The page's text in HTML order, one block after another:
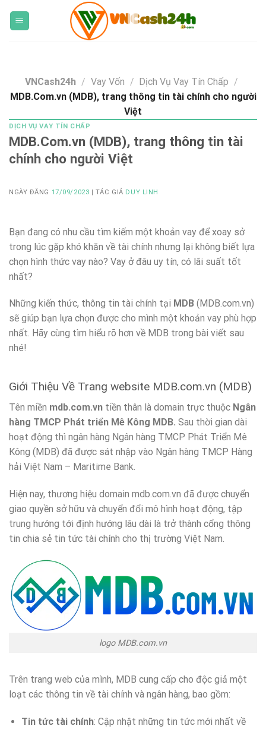
VNCash24h / Vay Vốn / Dịch Vụ Vay Tín Chấp /
MDB.Com.vn (MDB), trang thông tin tài chính cho người
Việt
DỊCH VỤ VAY TÍN CHẤP
MDB.Com.vn (MDB), trang thông tin tài
chính cho người Việt
NGÀY ĐĂNG 17/09/2023 | TÁC GIẢ DUY LINH
Bạn đang có nhu cầu tìm kiếm một khoản vay để xoay sở
trong lúc gặp khó khăn về tài chính nhưng lại không biết lựa
chọn hình thức vay nào? Vay ở đâu uy tín, có lãi suất tốt
nhất?
Những kiến thức, thông tin tài chính tại MDB (MDB.com.vn)
sẽ giúp bạn lựa chọn được cho mình một khoản vay phù hợp
nhất. Hãy cùng tìm hiểu rõ hơn về MDB trong bài viết sau
nhé!
Giới Thiệu Về Trang website MDB.com.vn (MDB)
Tên miền mdb.com.vn tiền thân là domain trực thuộc Ngân
hàng TMCP Phát triển Mê Kông MDB. Sau thời gian dài
hoạt động thì ngân hàng Ngân hàng TMCP Phát Triển Mê
Kông (MDB) đã được sát nhập vào Ngân hàng TMCP Hàng
hải Việt Nam – Maritime Bank.
Hiện nay, thương hiệu domain mdb.com.vn đã được chuyển
giao quyền sở hữu và chuyển đổi mô hình hoạt động, tập
trung hướng tới định hướng lâu dài là trở thành cổng thông
tin chia sẻ tin tức tài chính cho thị trường Việt Nam.
logo MDB.com.vn
Trên trang web của mình, MDB cung cấp cho độc giả một
loạt các thông tin về tài chính và ngân hàng, bao gồm:
Tin tức tài chính: Cập nhật những tin tức mới nhất về